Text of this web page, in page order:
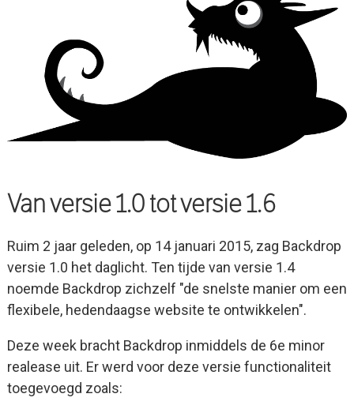
Van versie 1.0 tot versie 1.6
Ruim 2 jaar geleden, op 14 januari 2015, zag Backdrop
versie 1.0 het daglicht. Ten tijde van versie 1.4
noemde Backdrop zichzelf "de snelste manier om een
flexibele, hedendaagse website te ontwikkelen".
Deze week bracht Backdrop inmiddels de 6e minor
realease uit. Er werd voor deze versie functionaliteit
toegevoegd zoals: